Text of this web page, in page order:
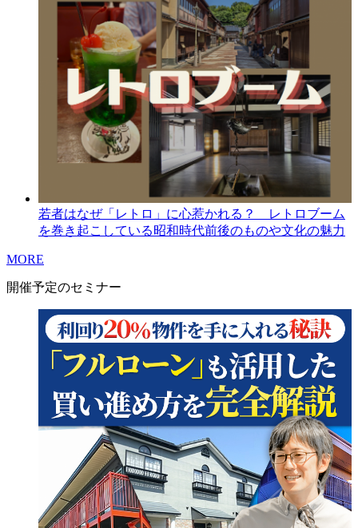
若者はなぜ「レトロ」に心惹かれる？ レトロブーム
を巻き起こしている昭和時代前後のものや文化の魅力
MORE
開催予定のセミナー